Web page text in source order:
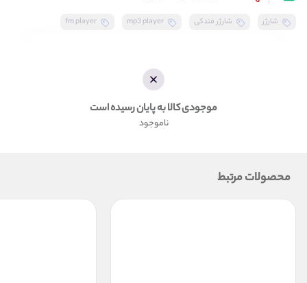
شارژر شارژر فندکی mp3 player
fm player
موجودی کالا به پایان رسیده است
ناموجود
محصولات مرتبط